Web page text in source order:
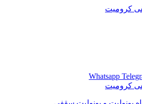
Whatsapp